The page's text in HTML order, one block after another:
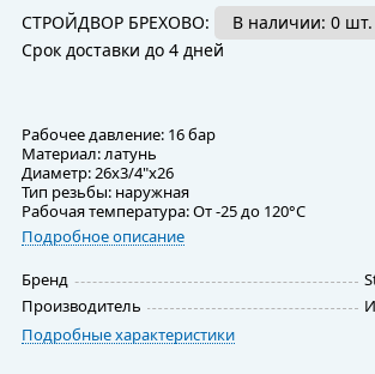
СТРОЙДВОР БРЕХОВО:
В наличии: 0 шт.
Срок доставки до 4 дней
Рабочее давление: 16 бар
Материал: латунь
Диаметр: 26х3/4"х26
Тип резьбы: наружная
Рабочая температура: От -25 до 120°С
Подробное описание
Бренд
Производитель
Подробные характеристики